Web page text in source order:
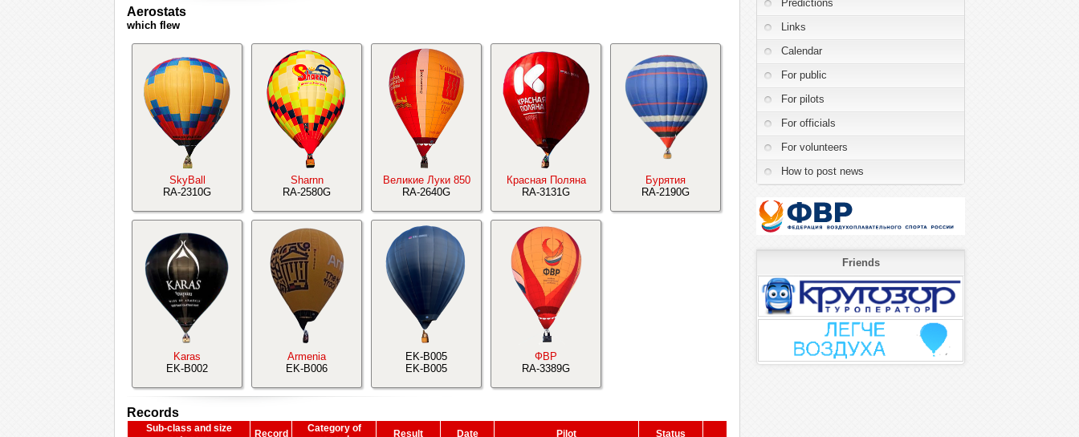
Aerostats
which flew
SkyBall
RA-2310G
Sharnn
RA-2580G
Великие Луки 850
RA-2640G
Красная Поляна
RA-3131G
Бурятия
RA-2190G
Karas
EK-B002
Armenia
EK-B006
EK-B005
EK-B005
ФВР
RA-3389G
Records
Sub-class and size
Record
Category of
Result Date Pilot Status
Predictions
Links
Calendar
For public
For pilots
For officials
For volunteers
How to post news
Friends